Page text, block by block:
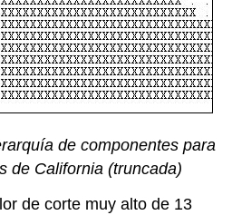
de componentes para
de California (truncada)
de corte muy alto de 13